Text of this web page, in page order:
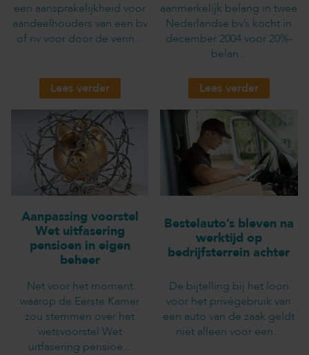
een aansprakelijkheid voor
aandeelhouders van een bv
of nv voor door de venn...
Lees verder
aanmerkelijk belang in twee
Nederlandse bv’s kocht in
december 2004 voor 20%-
belan...
Lees verder
Aanpassing voorstel
Wet uitfasering
pensioen in eigen
beheer
Net voor het moment
waarop de Eerste Kamer
zou stemmen over het
wetsvoorstel Wet
uitfasering pensioe...
Bestelauto’s bleven na
werktijd op
bedrijfsterrein achter
De bijtelling bij het loon
voor het privégebruik van
een auto van de zaak geldt
niet alleen voor een...